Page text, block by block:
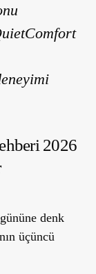
2026
denk
üçüncü